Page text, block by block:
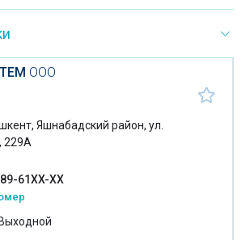
напыление на металлические
ООО
Яшнабадский район, ул.
229А
61XX-XX
Выходной